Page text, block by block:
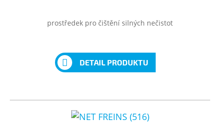
prostředek pro čištění silných nečistot
DETAIL PRODUKTU